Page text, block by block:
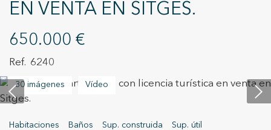
OBRA NUEVA
INVERSIONES
GRUPO DC
CONTACTO
EN VENTA EN SITGES.
650.000 €
6240
30 imágenes Vídeo
Habitaciones Baños Sup. construida Sup. útil